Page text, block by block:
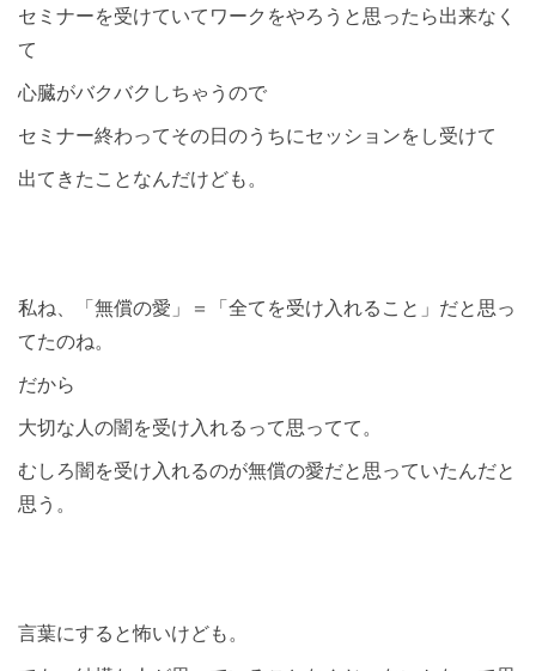
セミナーを受けていてワークをやろうと思ったら出来なく
て
心臓がバクバクしちゃうので
セミナー終わってその日のうちにセッションをし受けて
出てきたことなんだけども。
私ね、「無償の愛」＝「全てを受け入れること」だと思っ
てたのね。
だから
大切な人の闇を受け入れるって思ってて。
むしろ闇を受け入れるのが無償の愛だと思っていたんだと
思う。
言葉にすると怖いけども。